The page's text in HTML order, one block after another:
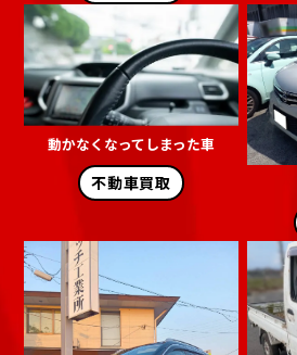
動かなくなってしまった車
不動車買取